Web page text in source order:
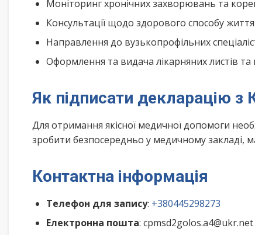
Моніторинг хронічних захворювань та
Консультації щодо здорового способу
Направлення до вузькопрофільних
Оформлення та видача лікарняних листів та
Як підписати декларацію з
Для отримання якісної медичної допомоги
зробити безпосередньо у медичному закладі,
Контактна інформація
Телефон для запису: +380445298273
Електронна пошта: cpmsd2golos.a4@ukr.net